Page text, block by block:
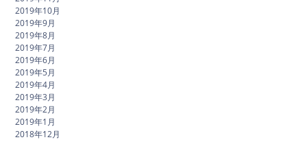
2019年10月
2019年9月
2019年8月
2019年7月
2019年6月
2019年5月
2019年4月
2019年3月
2019年2月
2019年1月
2018年12月